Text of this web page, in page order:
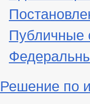
Публичные
Решение по